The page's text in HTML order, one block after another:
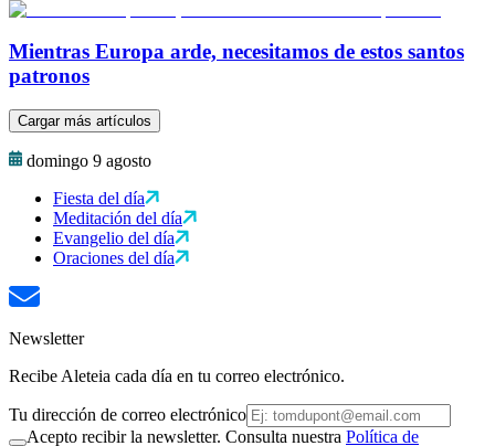
Mientras Europa arde, necesitamos de estos santos
patronos
Cargar más artículos
domingo 9 agosto
Fiesta del día
Meditación del día
Evangelio del día
Oraciones del día
Newsletter
Recibe Aleteia cada día en tu correo electrónico.
Tu dirección de correo electrónico
Acepto recibir la newsletter. Consulta nuestra Política de